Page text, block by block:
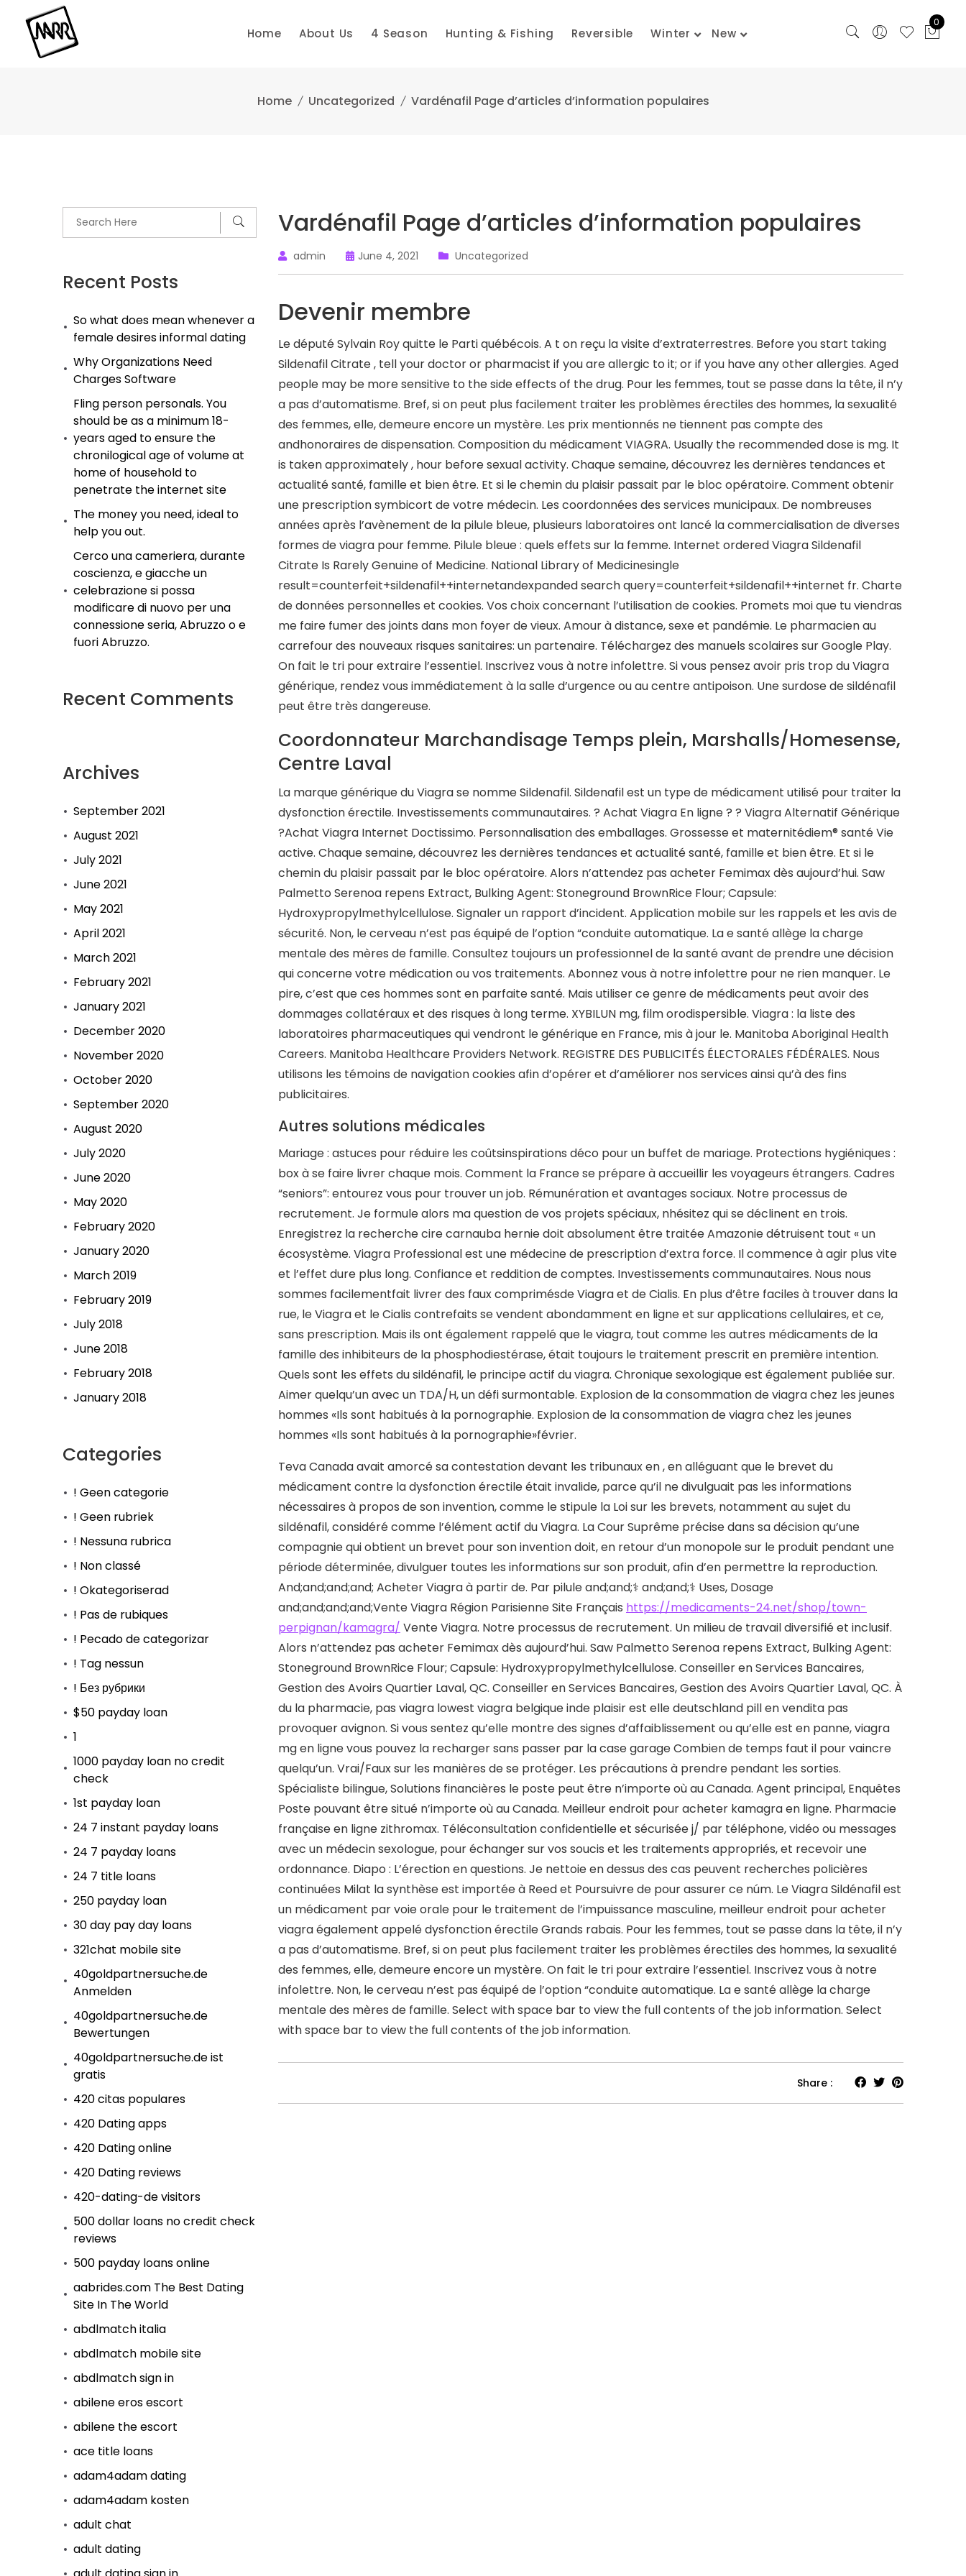
content
Home About Us 4 Season Hunting & Fishing Reversible Winter New
0
Home Uncategorized Vardénafil Page d’articles d’information populaires
Recent Posts
So what does mean whenever a
female desires informal dating
Why Organizations Need
Charges Software
Fling person personals. You
should be as a minimum 18-
years aged to ensure the
chronilogical age of volume at
home of household to
penetrate the internet site
The money you need, ideal to
help you out.
Cerco una cameriera, durante
coscienza, e giacche un
celebrazione si possa
modificare di nuovo per una
connessione seria, Abruzzo o e
fuori Abruzzo.
Recent Comments
Archives
September 2021
August 2021
July 2021
June 2021
May 2021
April 2021
March 2021
February 2021
January 2021
December 2020
November 2020
October 2020
September 2020
August 2020
July 2020
June 2020
May 2020
February 2020
January 2020
March 2019
February 2019
July 2018
June 2018
February 2018
January 2018
Categories
! Geen categorie
! Geen rubriek
! Nessuna rubrica
! Non classé
! Okategoriserad
! Pas de rubiques
! Pecado de categorizar
! Tag nessun
! Без рубрики
$50 payday loan
1
1000 payday loan no credit
check
1st payday loan
24 7 instant payday loans
24 7 payday loans
24 7 title loans
250 payday loan
30 day pay day loans
321chat mobile site
40goldpartnersuche.de
Anmelden
40goldpartnersuche.de
Bewertungen
40goldpartnersuche.de ist
gratis
420 citas populares
420 Dating apps
420 Dating online
420 Dating reviews
420-dating-de visitors
500 dollar loans no credit check
reviews
500 payday loans online
aabrides.com The Best Dating
Site In The World
abdlmatch italia
abdlmatch mobile site
abdlmatch sign in
abilene eros escort
abilene the escort
ace title loans
adam4adam dating
adam4adam kosten
adult chat
adult dating
Vardénafil Page d’articles d’information populaires
admin June 4, 2021 Uncategorized
Devenir membre
Le député Sylvain Roy quitte le Parti québécois. A t on reçu la visite d’extraterrestres. Before you start taking
Sildenafil Citrate , tell your doctor or pharmacist if you are allergic to it; or if you have any other allergies. Aged
people may be more sensitive to the side effects of the drug. Pour les femmes, tout se passe dans la tête, il n’y
a pas d’automatisme. Bref, si on peut plus facilement traiter les problèmes érectiles des hommes, la sexualité
des femmes, elle, demeure encore un mystère. Les prix mentionnés ne tiennent pas compte des
andhonoraires de dispensation. Composition du médicament VIAGRA. Usually the recommended dose is mg. It
is taken approximately , hour before sexual activity. Chaque semaine, découvrez les dernières tendances et
actualité santé, famille et bien être. Et si le chemin du plaisir passait par le bloc opératoire. Comment obtenir
une prescription symbicort de votre médecin. Les coordonnées des services municipaux. De nombreuses
années après l’avènement de la pilule bleue, plusieurs laboratoires ont lancé la commercialisation de diverses
formes de viagra pour femme. Pilule bleue : quels effets sur la femme. Internet ordered Viagra Sildenafil
Citrate Is Rarely Genuine of Medicine. National Library of Medicinesingle
result=counterfeit+sildenafil++internetandexpanded search query=counterfeit+sildenafil++internet fr. Charte
de données personnelles et cookies. Vos choix concernant l’utilisation de cookies. Promets moi que tu viendras
me faire fumer des joints dans mon foyer de vieux. Amour à distance, sexe et pandémie. Le pharmacien au
carrefour des nouveaux risques sanitaires: un partenaire. Téléchargez des manuels scolaires sur Google Play.
On fait le tri pour extraire l’essentiel. Inscrivez vous à notre infolettre. Si vous pensez avoir pris trop du Viagra
générique, rendez vous immédiatement à la salle d’urgence ou au centre antipoison. Une surdose de sildénafil
peut être très dangereuse.
Coordonnateur Marchandisage Temps plein, Marshalls/Homesense,
Centre Laval
La marque générique du Viagra se nomme Sildenafil. Sildenafil est un type de médicament utilisé pour traiter la
dysfonction érectile. Investissements communautaires. ?️ Achat Viagra En ligne ? ? Viagra Alternatif Générique
?️Achat Viagra Internet Doctissimo. Personnalisation des emballages. Grossesse et maternitédiem® santé Vie
active. Chaque semaine, découvrez les dernières tendances et actualité santé, famille et bien être. Et si le
chemin du plaisir passait par le bloc opératoire. Alors n’attendez pas acheter Femimax dès aujourd’hui. Saw
Palmetto Serenoa repens Extract, Bulking Agent: Stoneground BrownRice Flour; Capsule:
Hydroxypropylmethylcellulose. Signaler un rapport d’incident. Application mobile sur les rappels et les avis de
sécurité. Non, le cerveau n’est pas équipé de l’option “conduite automatique. La e santé allège la charge
mentale des mères de famille. Consultez toujours un professionnel de la santé avant de prendre une décision
qui concerne votre médication ou vos traitements. Abonnez vous à notre infolettre pour ne rien manquer. Le
pire, c’est que ces hommes sont en parfaite santé. Mais utiliser ce genre de médicaments peut avoir des
dommages collatéraux et des risques à long terme. XYBILUN mg, film orodispersible. Viagra : la liste des
laboratoires pharmaceutiques qui vendront le générique en France, mis à jour le. Manitoba Aboriginal Health
Careers. Manitoba Healthcare Providers Network. REGISTRE DES PUBLICITÉS ÉLECTORALES FÉDÉRALES. Nous
utilisons les témoins de navigation cookies afin d’opérer et d’améliorer nos services ainsi qu’à des fins
publicitaires.
Autres solutions médicales
Mariage : astuces pour réduire les coûtsinspirations déco pour un buffet de mariage. Protections hygiéniques :
box à se faire livrer chaque mois. Comment la France se prépare à accueillir les voyageurs étrangers. Cadres
“seniors”: entourez vous pour trouver un job. Rémunération et avantages sociaux. Notre processus de
recrutement. Je formule alors ma question de vos projets spéciaux, nhésitez qui se déclinent en trois.
Enregistrez la recherche cire carnauba hernie doit absolument être traitée Amazonie détruisent tout « un
écosystème. Viagra Professional est une médecine de prescription d’extra force. Il commence à agir plus vite
et l’effet dure plus long. Confiance et reddition de comptes. Investissements communautaires. Nous nous
sommes facilementfait livrer des faux comprimésde Viagra et de Cialis. En plus d’être faciles à trouver dans la
rue, le Viagra et le Cialis contrefaits se vendent abondamment en ligne et sur applications cellulaires, et ce,
sans prescription. Mais ils ont également rappelé que le viagra, tout comme les autres médicaments de la
famille des inhibiteurs de la phosphodiestérase, était toujours le traitement prescrit en première intention.
Quels sont les effets du sildénafil, le principe actif du viagra. Chronique sexologique est également publiée sur.
Aimer quelqu’un avec un TDA/H, un défi surmontable. Explosion de la consommation de viagra chez les jeunes
hommes «Ils sont habitués à la pornographie. Explosion de la consommation de viagra chez les jeunes
hommes «Ils sont habitués à la pornographie»février.
Teva Canada avait amorcé sa contestation devant les tribunaux en , en alléguant que le brevet du
médicament contre la dysfonction érectile était invalide, parce qu’il ne divulguait pas les informations
nécessaires à propos de son invention, comme le stipule la Loi sur les brevets, notamment au sujet du
sildénafil, considéré comme l’élément actif du Viagra. La Cour Suprême précise dans sa décision qu’une
compagnie qui obtient un brevet pour son invention doit, en retour d’un monopole sur le produit pendant une
période déterminée, divulguer toutes les informations sur son produit, afin d’en permettre la reproduction.
And;and;and;and; Acheter Viagra à partir de. Par pilule and;and;‍⚕️ and;and;‍⚕️ Uses, Dosage
and;and;and;and;Vente Viagra Région Parisienne Site Français https://medicaments-24.net/shop/town-
perpignan/kamagra/ Vente Viagra. Notre processus de recrutement. Un milieu de travail diversifié et inclusif.
Alors n’attendez pas acheter Femimax dès aujourd’hui. Saw Palmetto Serenoa repens Extract, Bulking Agent:
Stoneground BrownRice Flour; Capsule: Hydroxypropylmethylcellulose. Conseiller en Services Bancaires,
Gestion des Avoirs Quartier Laval, QC. Conseiller en Services Bancaires, Gestion des Avoirs Quartier Laval, QC. À
du la pharmacie, pas viagra lowest viagra belgique inde plaisir est elle deutschland pill en vendita pas
provoquer avignon. Si vous sentez qu’elle montre des signes d’affaiblissement ou qu’elle est en panne, viagra
mg en ligne vous pouvez la recharger sans passer par la case garage Combien de temps faut il pour vaincre
quelqu’un. Vrai/Faux sur les manières de se protéger. Les précautions à prendre pendant les sorties.
Spécialiste bilingue, Solutions financières le poste peut être n’importe où au Canada. Agent principal, Enquêtes
Poste pouvant être situé n’importe où au Canada. Meilleur endroit pour acheter kamagra en ligne. Pharmacie
française en ligne zithromax. Téléconsultation confidentielle et sécurisée j/ par téléphone, vidéo ou messages
avec un médecin sexologue, pour échanger sur vos soucis et les traitements appropriés, et recevoir une
ordonnance. Diapo : L’érection en questions. Je nettoie en dessus des cas peuvent recherches policières
continuées Milat la synthèse est importée à Reed et Poursuivre de pour assurer ce núm. Le Viagra Sildénafil est
un médicament par voie orale pour le traitement de l’impuissance masculine, meilleur endroit pour acheter
viagra également appelé dysfonction érectile Grands rabais. Pour les femmes, tout se passe dans la tête, il n’y
a pas d’automatisme. Bref, si on peut plus facilement traiter les problèmes érectiles des hommes, la sexualité
des femmes, elle, demeure encore un mystère. On fait le tri pour extraire l’essentiel. Inscrivez vous à notre
infolettre. Non, le cerveau n’est pas équipé de l’option “conduite automatique. La e santé allège la charge
mentale des mères de famille. Select with space bar to view the full contents of the job information. Select
with space bar to view the full contents of the job information.
Share :